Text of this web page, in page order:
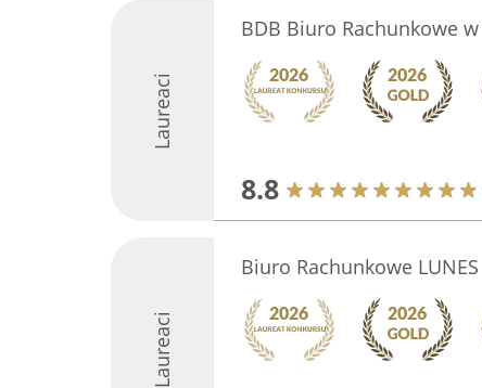
Laureaci
BDB Biuro Rachunkowe
8.8
Laureaci
Biuro Rachunkowe LUNES